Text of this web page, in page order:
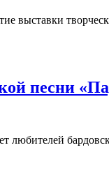
выставки
песни
любителей